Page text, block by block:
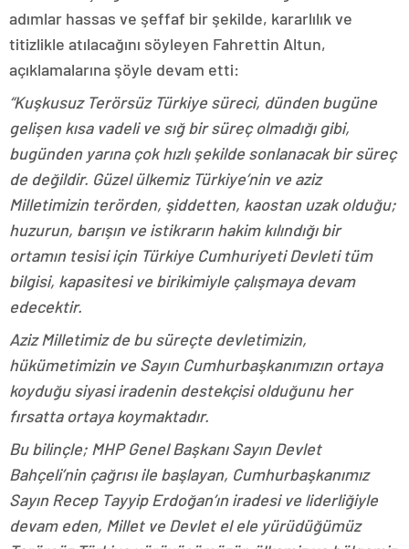
adımlar hassas ve şeffaf bir şekilde, kararlılık ve
titizlikle atılacağını söyleyen Fahrettin Altun,
açıklamalarına şöyle devam etti:
“Kuşkusuz Terörsüz Türkiye süreci, dünden bugüne
gelişen kısa vadeli ve sığ bir süreç olmadığı gibi,
bugünden yarına çok hızlı şekilde sonlanacak bir süreç
de değildir. Güzel ülkemiz Türkiye’nin ve aziz
Milletimizin terörden, şiddetten, kaostan uzak olduğu;
huzurun, barışın ve istikrarın hakim kılındığı bir
ortamın tesisi için Türkiye Cumhuriyeti Devleti tüm
bilgisi, kapasitesi ve birikimiyle çalışmaya devam
edecektir.
Aziz Milletimiz de bu süreçte devletimizin,
hükümetimizin ve Sayın Cumhurbaşkanımızın ortaya
koyduğu siyasi iradenin destekçisi olduğunu her
fırsatta ortaya koymaktadır.
Bu bilinçle; MHP Genel Başkanı Sayın Devlet
Bahçeli’nin çağrısı ile başlayan, Cumhurbaşkanımız
Sayın Recep Tayyip Erdoğan’ın iradesi ve liderliğiyle
devam eden, Millet ve Devlet el ele yürüdüğümüz